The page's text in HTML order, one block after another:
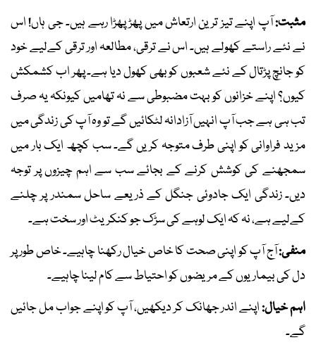
مثبت:آپ اپنے تیز ترین ارتعاش میں پھڑپھڑا رہے ہیں۔ جی ہاں! اس
نے نئے راستے کھولے ہیں۔ اس نے ترقی، مطالعہ اور ترقی کےلیے خود
کو جانچ پڑتال کے نئے شعبوں کو بھی کھول دیا ہے۔ پھر اب کشمکش
کیوں؟ اپنے خزانوں کو بہت مضبوطی سے نہ تھامیں کیونکہ یہ صرف
تب ہی ہے جب آپ انہیں آزادانہ لٹکائیں گے تو وہ آپ کی زندگی میں
مزید فراوانی کو اپنی طرف متوجہ کریں گے۔ سب کچھ ایک بار میں
سمجھنے کی کوشش کرنے کے بجائے سب سے اہم چیزوں پر توجہ
دیں۔ زندگی ایک جادوئی جنگل کے ذریعے ساحل سمندر پر چلنے
کےلیے ہے، نہ کہ ایک لوہے کی سڑک جو کنکریٹ اور سخت ہے۔
منفی:آج آپ کو اپنی صحت کا خاص خیال رکھنا چاہیے۔ خاص طور پر
دل کی بیماریوں کے مریضوں کو احتیاط سے کام لینا چاہیے۔
اہم خیال:اپنے اندر جھانک کر دیکھیں، آپ کو اپنے جواب مل جائیں
گے۔